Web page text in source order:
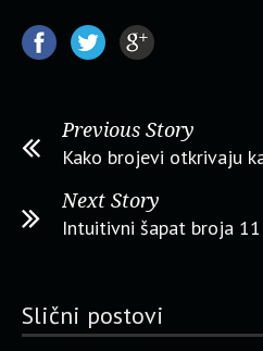
Previous Story
Kako brojevi otkrivaju
Next Story
Intuitivni šapat broja 11
Slični postovi